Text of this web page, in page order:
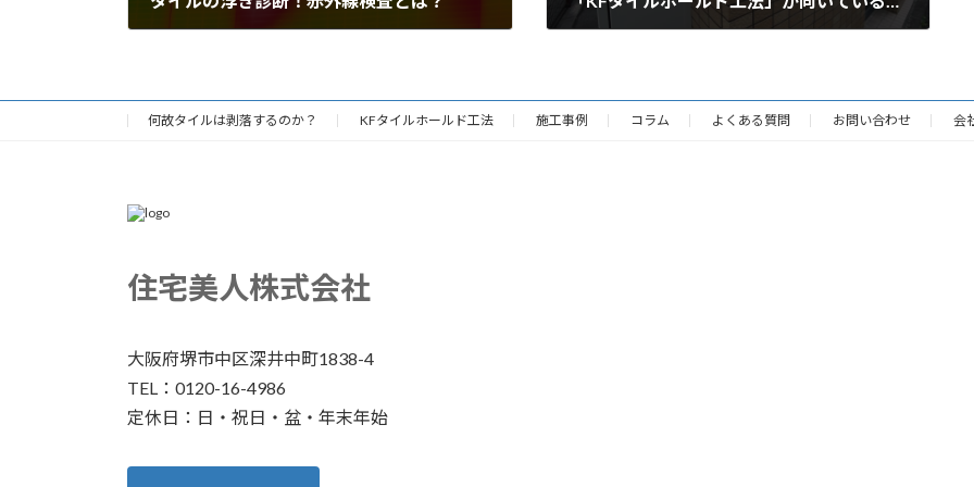
何故タイルは剥落するのか？ KFタイルホールド工法 施工事例 コラム よくある質問 お問い合わせ 会
住宅美人株式会社
大阪府堺市中区深井中町1838-4
TEL：0120-16-4986
定休日：日・祝日・盆・年末年始